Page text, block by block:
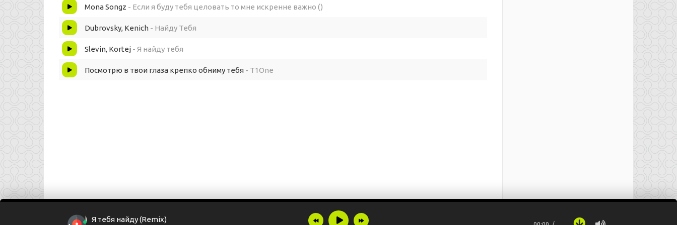
Если б не открыл глаза, потерял бы навсегда.
Mona Songz - Если я буду тебя целовать то мне искренне важно ()
Dubrovsky, Kenich - Найду Тебя
Slevin, Kortej - Я найду тебя
Посмотрю в твои глаза крепко обниму тебя - T1One
Я тебя найду (Remix)